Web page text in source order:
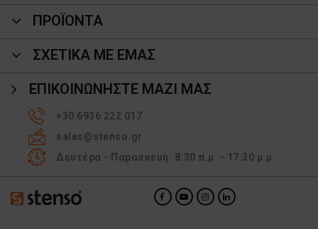
ΠΡΟΪΌΝΤΑ
ΣΧΕΤΙΚΑ ΜΕ ΕΜΑΣ
ΕΠΙΚΟΙΝΩΝΉΣΤΕ ΜΑΖΊ ΜΑΣ
+30 6936 222 017
sales@stenso.gr
Δευτέρα - Παρασκευή: 8:30 π.μ. - 17:30 μ.μ